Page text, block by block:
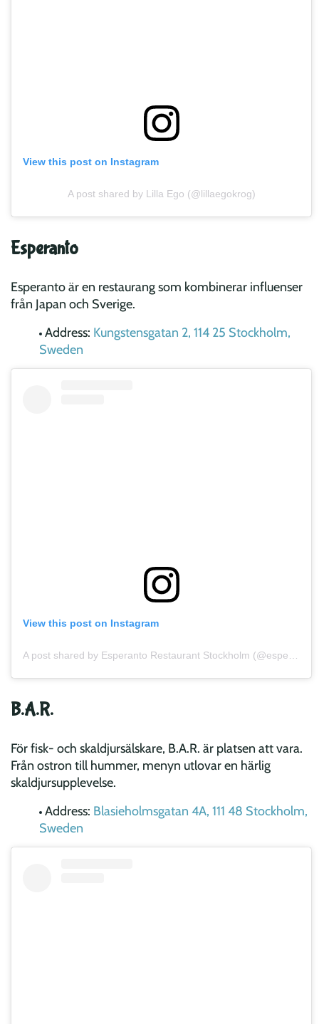
View this post on Instagram
A post shared by Lilla Ego (@lillaegokrog)
Esperanto
Esperanto är en restaurang som kombinerar influenser
från Japan och Sverige.
Address: Kungstensgatan 2, 114 25 Stockholm,
Sweden
View this post on Instagram
B.A.R.
För fisk- och skaldjursälskare, B.A.R. är platsen att vara.
Från ostron till hummer, menyn utlovar en härlig
skaldjursupplevelse.
Address: Blasieholmsgatan 4A, 111 48 Stockholm,
Sweden